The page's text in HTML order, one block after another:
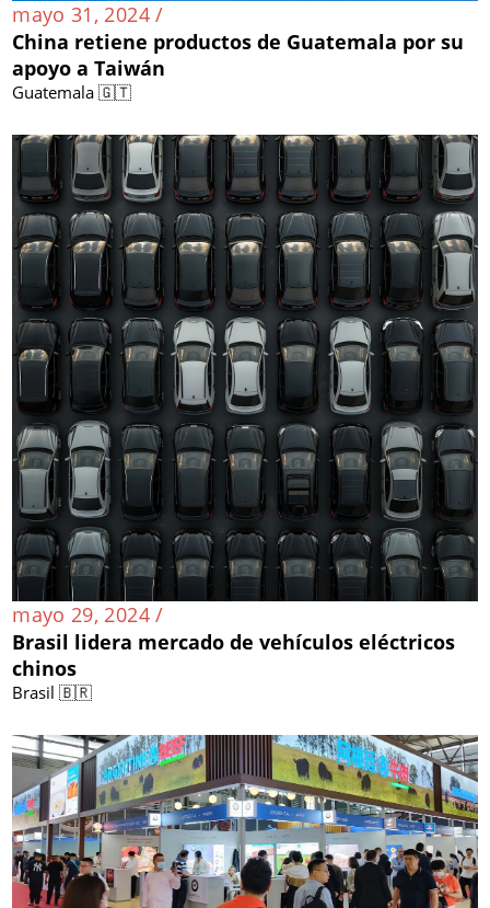
mayo 31, 2024 /
China retiene productos de Guatemala por su
apoyo a Taiwán
Guatemala 🇬🇹
mayo 29, 2024 /
Brasil lidera mercado de vehículos eléctricos
chinos
Brasil 🇧🇷